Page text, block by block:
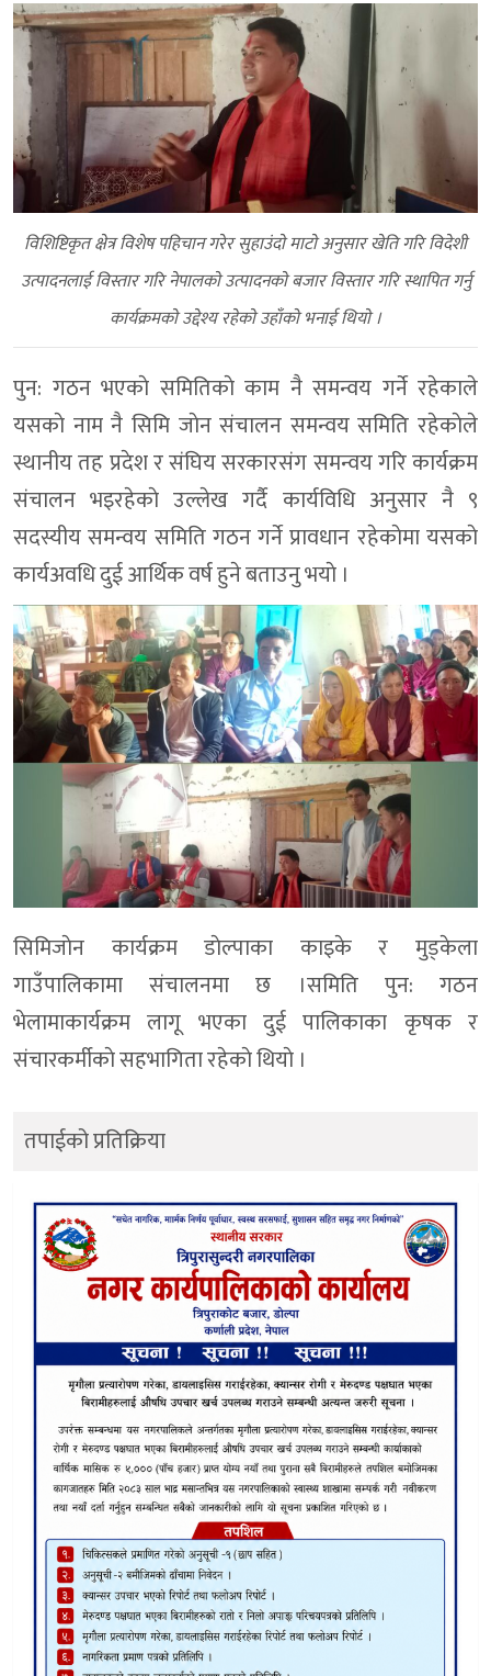
विशिष्टिकृत क्षेत्र विशेष पहिचान गरेर सुहाउंदाे माटाे अनुसार खेति गरि विदेशी
उत्पादनलाई विस्तार गरि नेपालकाे उत्पादनकाे बजार विस्तार गरि स्थापित गर्नु
कार्यक्रमकाे उद्देश्य रहेकाे उहाँको भनाई थियाे ।
पुन: गठन भएकाे समितिकाे काम नै समन्वय गर्ने रहेकाले
यसकाे नाम नै सिमि जाेन संचालन समन्वय समिति रहेकाेले
स्थानीय तह प्रदेश र संघिय सरकारसंग समन्वय गरि कार्यक्रम
संचालन भइरहेकाे उल्लेख गर्दै कार्यविधि अनुसार नै ९
सदस्यीय समन्वय समिति गठन गर्ने प्रावधान रहेकाेमा यसकाे
कार्यअवधि दुई आर्थिक वर्ष हुने बताउनु भयाे ।
सिमिजाेन कार्यक्रम डाेल्पाका काइके र मुड्केला
गाउँपालिकामा संचालनमा छ ।समिति पुन: गठन
भेलामाकार्यक्रम लागू भएका दुई पालिकाका कृषक र
संचारकर्मीकाे सहभागिता रहेकाे थियाे ।
तपाईको प्रतिक्रिया